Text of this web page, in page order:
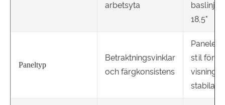
arbetsyta
baslinje
18,5"
Paneltyp
Betraktningsvinklar
och färgkonsistens
Paneler i
stil för
visning
stabila